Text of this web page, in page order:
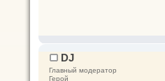
DJ
Главный модератор
Герой